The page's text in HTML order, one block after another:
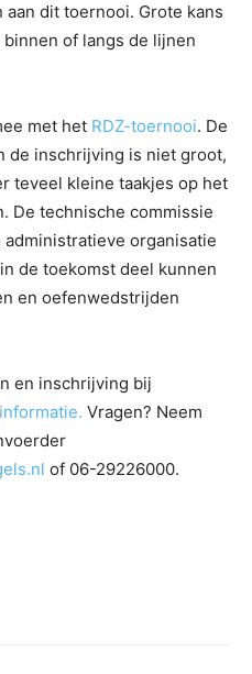
dit toernooi. Grote kans
of langs de lijnen
met het RDZ-toernooi. De
de inschrijving is niet groot,
teveel kleine taakjes op het
De technische commissie
organisatie
de toekomst deel kunnen
en oefenwedstrijden
en inschrijving bij
Vragen? Neem
of 06-29226000.